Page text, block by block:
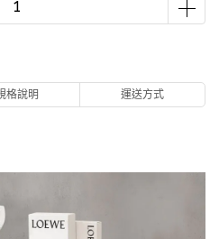
格說明 運送方式